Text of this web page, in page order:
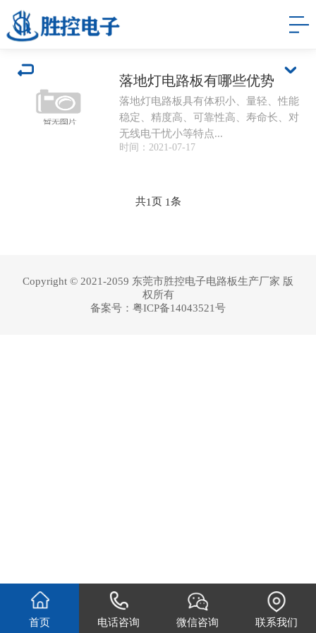
落地灯电路板有哪些优势
落地灯电路板具有体积小、量轻、性能
稳定、精度高、可靠性高、寿命长、对
无线电干忧小等特点...
时间：2021-07-17
共1页 1条
Copyright © 2021-2059 东莞市胜控电子电路板生产厂家 版
权所有
备案号： 粤ICP备14043521号
首页 电话咨询 微信咨询 联系我们